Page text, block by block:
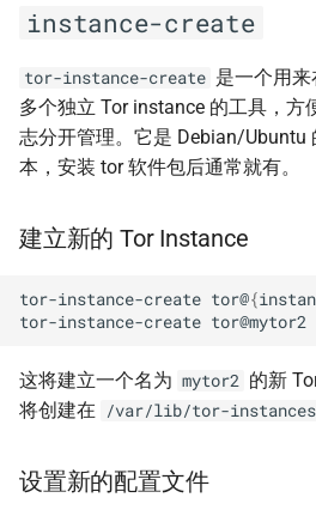
instance-create
tor-instance-create 是一个用
多个独立 Tor instance 的工具，方
志分开管理。它是 Debian/Ubuntu
本，安装 tor 软件包后通常就有。
建立新的 Tor Instance
tor-instance-create tor@{
tor-instance-create
这将建立一个名为 mytor2 的新
将创建在
/var/lib/tor-
设置新的配置文件